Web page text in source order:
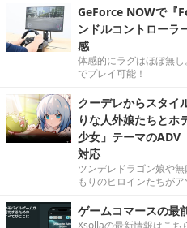
GeForce NOWで『
ンドルコントローラ
感
体感的にラグはほぼ無
でプレイ可能！
クーデレからスタイ
りな人外娘たちとホ
少女」テーマのADV
対応
ツンデレドラゴン娘や
もりのヒロインたちがア
ゲームコマースの最